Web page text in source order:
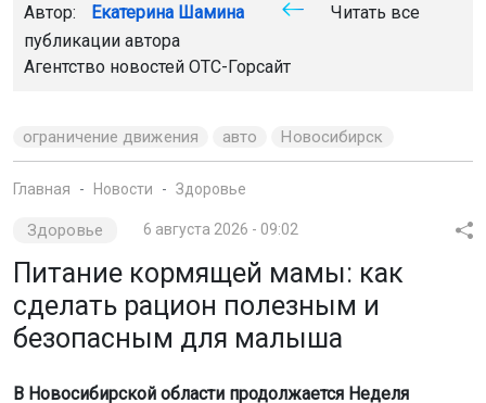
Автор: Екатерина Шамина
Читать все
публикации автора
Агентство новостей ОТС-Горсайт
ограничение движения авто Новосибирск
Главная Новости Здоровье
Здоровье 6 августа 2026 - 09:02
Питание кормящей мамы: как
сделать рацион полезным и
безопасным для малыша
В Новосибирской области продолжается Неделя